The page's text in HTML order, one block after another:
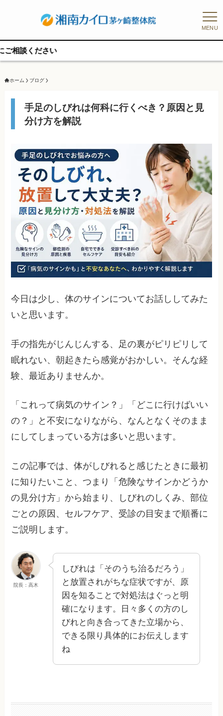
MENU
ホーム ブログ
手足のしびれは何科に行くべき？原因と見
分け方を解説
今日は少し、体のサインについてお話ししてみた
いと思います。
手の指先がじんじんする、足の裏がピリピリして
眠れない、朝起きたら感覚がおかしい。そんな経
験、最近ありませんか。
「これって病気のサイン？」「どこに行けばいい
の？」と不安になりながら、なんとなくそのまま
にしてしまっている方は多いと思います。
この記事では、体がしびれると感じたときに最初
に知りたいこと、つまり「危険なサインかどうか
の見分け方」から始まり、しびれのしくみ、部位
ごとの原因、セルフケア、受診の目安まで順番に
ご説明します。
院長：高木
しびれは「そのうち治るだろう」
と放置されがちな症状ですが、原
因を知ることで対処法はぐっと明
確になります。日々多くの方のし
びれと向き合ってきた立場から、
できる限り具体的にお伝えします
ね